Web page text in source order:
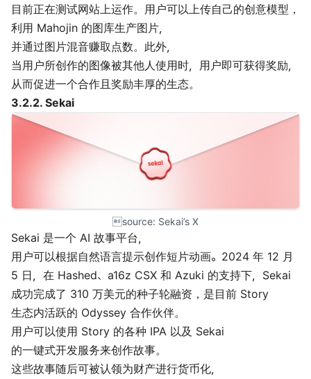
目前正在测试网站上运作。用户可以上传自己的创意模型，
利用 Mahojin 的图库生产图片，
并通过图片混音赚取点数。此外，
当用户所创作的图像被其他人使用时，用户即可获得奖励，
从而促进一个合作且奖励丰厚的生态。
3.2.2. Sekai
source: Sekai’s X
Sekai 是一个 AI 故事平台，
用户可以根据自然语言提示创作短片动画。2024 年 12 月
5 日，在 Hashed、a16z CSX 和 Azuki 的支持下，Sekai
成功完成了 310 万美元的种子轮融资，是目前 Story
生态内活跃的 Odyssey 合作伙伴。
用户可以使用 Story 的各种 IPA 以及 Sekai
的一键式开发服务来创作故事。
这些故事随后可被认领为财产进行货币化，